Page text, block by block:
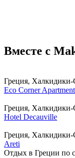
Вместе с
Греция,
Eco Corner
Греция,
Hotel Decauville
Греция,
Areti
Отдых в Греции по